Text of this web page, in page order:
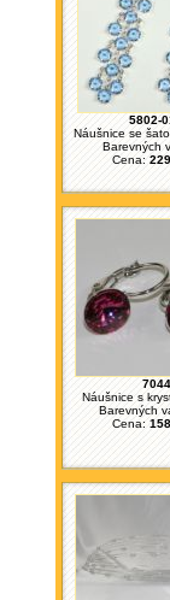
5802-
Náušnice se
Barevných
Cena:
Náušnice s
Barevných
Cena: